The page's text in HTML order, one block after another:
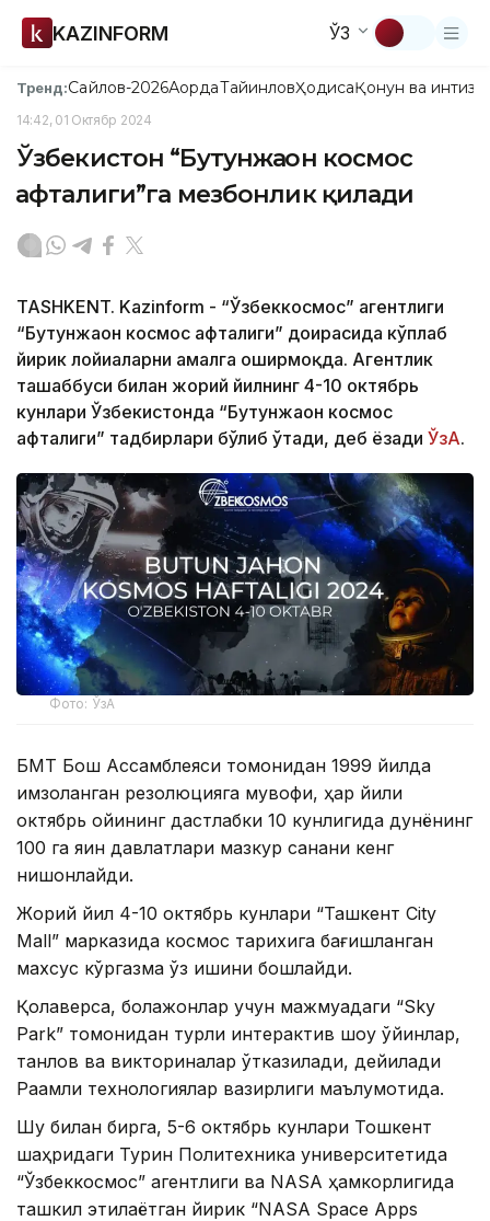
KAZINFORM ЎЗ
Тренд:Сайлов-2026АқордаТайинловҲодисаҚонун ва
14:42, 01 Октябр 2024
Ўзбекистон “Бутунжаҳон космос
ҳафталиги”га мезбонлик қилади
TASHKENT. Kazinform - “Ўзбеккосмос” агентлиги
“Бутунжаҳон космос ҳафталиги” доирасида кўплаб
йирик лойиҳаларни амалга оширмоқда. Агентлик
ташаббуси билан жорий йилнинг 4-10 октябрь
кунлари Ўзбекистонда “Бутунжаҳон космос
ҳафталиги” тадбирлари бўлиб ўтади, деб ёзади ЎзА.
Фото: ЎзА
БМТ Бош Ассамблеяси томонидан 1999 йилда
имзоланган резолюцияга мувофиқ, ҳар йили
октябрь ойининг дастлабки 10 кунлигида дунёнинг
100 га яқин давлатлари мазкур санани кенг
нишонлайди.
Жорий йил 4-10 октябрь кунлари “Ташкент City
Mall” марказида космос тарихига бағишланган
махсус кўргазма ўз ишини бошлайди.
Қолаверса, болажонлар учун мажмуадаги “Sky
Park” томонидан турли интерактив шоу ўйинлар,
танлов ва викториналар ўтказилади, дейилади
Рақамли технологиялар вазирлиги маълумотида.
Шу билан бирга, 5-6 октябрь кунлари Тошкент
шаҳридаги Турин Политехника университетида
“Ўзбеккосмос” агентлиги ва NASA ҳамкорлигида
ташкил этилаётган йирик “NASA Space Apps